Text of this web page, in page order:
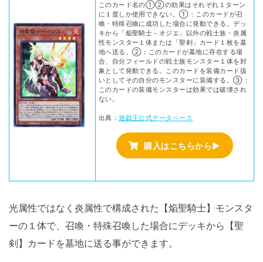
このカード名の①②の効果はそれぞれ１ターン
に１度しか使用できない。①：このカードが召
喚・特殊召喚に成功した場合に発動できる。デッ
キから「焔聖騎士－オジエ」以外の戦士族・炎属
性モンスター１体または「聖剣」カード１枚を墓
地へ送る。②：このカードが墓地に存在する場
合、自分フィールドの戦士族モンスター１体を対
象として発動できる。このカードを装備カード扱
いとしてその自分のモンスターに装備する。③：
このカードの装備モンスターは効果では破壊され
ない。
出典：遊戯王公式データベース
購入はこちらから▶
光属性ではなく炎属性で構成された【焔聖騎士】モンスタ
ーの１体で、召喚・特殊召喚した場合にデッキから【聖
剣】カードを墓地に送る事ができます。